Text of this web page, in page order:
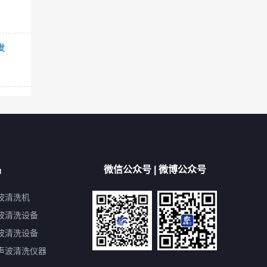
清洗机
清洗设备
清洗设备
波清洗仪器
微信公众号 | 微博公众号